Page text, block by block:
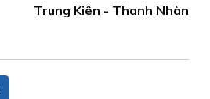
Trung Kiên - Thanh Nhàn